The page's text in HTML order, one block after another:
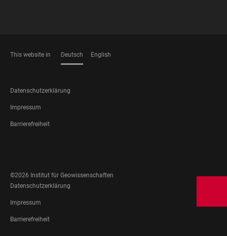
This website in Deutsch English
FOOTER
LEGAL
Datenschutzerklärung
Impressum
Barrierefreiheit
MEDIA
©2026 Institut für Geowissenschaften
FOOTER
LEGAL
Datenschutzerklärung
Impressum
Barrierefreiheit